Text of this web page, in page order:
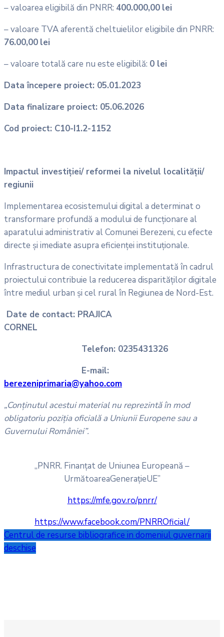
– valoarea eligibilă din PNRR: 400.000,00 lei
– valoare TVA aferentă cheltuielilor eligibile din PNRR:
76.00,00 lei
– valoare totală care nu este eligibilă: 0 lei
Data începere proiect: 05.01.2023
Data finalizare proiect: 05.06.2026
Cod proiect: C10-I1.2-1152
Impactul investiției/ reformei la nivelul localității/
regiunii
Implementarea ecosistemului digital a determinat o
transformare profundă a modului de funcționare al
aparatului administrativ al Comunei Berezeni, cu efecte
directe și imediate asupra eficienței instituționale.
Infrastructura de conectivitate implementată în cadrul
proiectului contribuie la reducerea disparităților digitale
între mediul urban și cel rural în Regiunea de Nord-Est.
Date de contact: PRAJICA
CORNEL
Telefon: 0235431326
E-mail:
berezeniprimaria@yahoo.com
„Conținutul acestui material nu reprezintă în mod
obligatoriu poziția oficială a Uniunii Europene sau a
Guvernului României”.
„PNRR. Finanțat de Uniunea Europeană –
UrmătoareaGenerațieUE”
https://mfe.gov.ro/pnrr/
https://www.facebook.com/PNRROficial/
Centrul de resurse bibliografice in domeniul guvernarii
deschise